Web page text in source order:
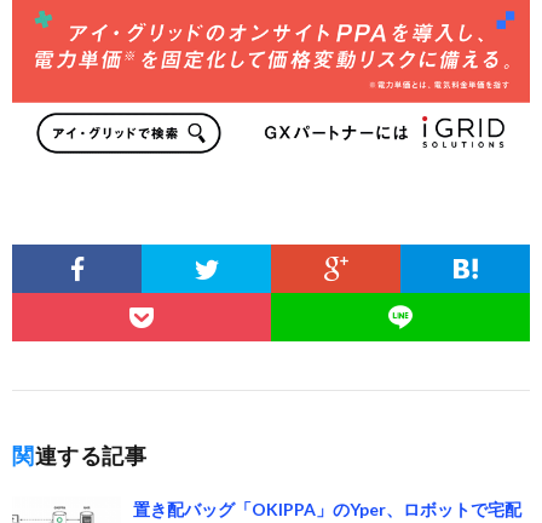
関連する記事
置き配バッグ「OKIPPA」のYper、ロボットで宅配